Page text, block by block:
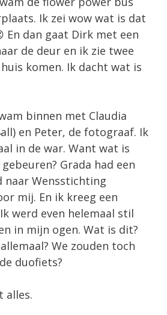
Ik zei wow wat is dat
En dan gaat Dirk met een
de deur en ik zie twee
komen. Ik dacht wat is
binnen met Claudia
en Peter, de fotograaf. Ik
in de war. Want wat is
Grada had een
naar Wensstichting
mij. En ik kreeg een
werd even helemaal stil
in mijn ogen. Wat is dit?
We zouden toch
duofiets?
alles.